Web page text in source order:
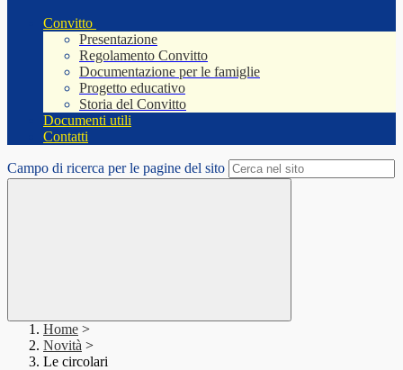
Convitto
Presentazione
Regolamento Convitto
Documentazione per le famiglie
Progetto educativo
Storia del Convitto
Documenti utili
Contatti
Campo di ricerca per le pagine del sito
Home >
Novità >
Le circolari